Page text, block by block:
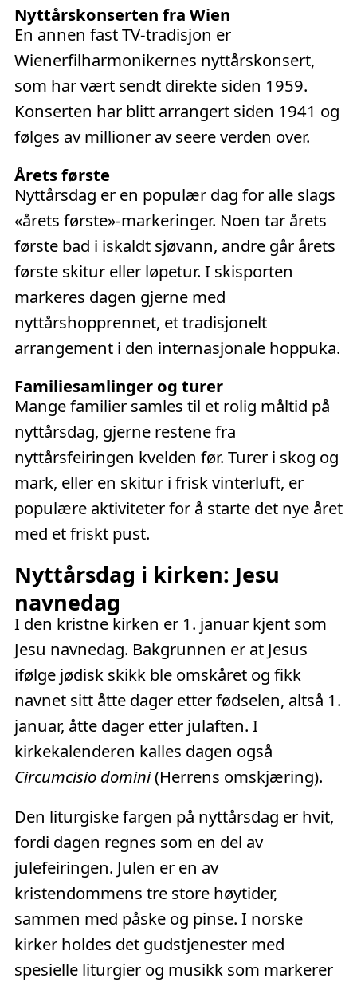
Nyttårskonserten fra Wien
En annen fast TV-tradisjon er
Wienerfilharmonikernes nyttårskonsert,
som har vært sendt direkte siden 1959.
Konserten har blitt arrangert siden 1941 og
følges av millioner av seere verden over.
Årets første
Nyttårsdag er en populær dag for alle slags
«årets første»-markeringer. Noen tar årets
første bad i iskaldt sjøvann, andre går årets
første skitur eller løpetur. I skisporten
markeres dagen gjerne med
nyttårshopprennet, et tradisjonelt
arrangement i den internasjonale hoppuka.
Familiesamlinger og turer
Mange familier samles til et rolig måltid på
nyttårsdag, gjerne restene fra
nyttårsfeiringen kvelden før. Turer i skog og
mark, eller en skitur i frisk vinterluft, er
populære aktiviteter for å starte det nye året
med et friskt pust.
Nyttårsdag i kirken: Jesu
navnedag
I den kristne kirken er 1. januar kjent som
Jesu navnedag. Bakgrunnen er at Jesus
ifølge jødisk skikk ble omskåret og fikk
navnet sitt åtte dager etter fødselen, altså 1.
januar, åtte dager etter julaften. I
kirkekalenderen kalles dagen også
Circumcisio domini(Herrens omskjæring).
Den liturgiske fargen på nyttårsdag er hvit,
fordi dagen regnes som en del av
julefeiringen. Julen er en av
kristendommens tre store høytider,
sammen med påske og pinse. I norske
kirker holdes det gudstjenester med
spesielle liturgier og musikk som markerer